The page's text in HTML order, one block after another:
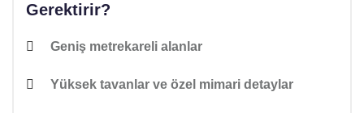
Gerektirir?
Geniş metrekareli alanlar
Yüksek tavanlar ve özel mimari detaylar